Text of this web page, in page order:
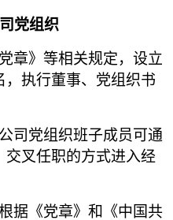
党组织
章》等相关规定，设立
执行董事、党组织书
司党组织班子成员可通
交叉任职的方式进入经
据《党章》和《中国共